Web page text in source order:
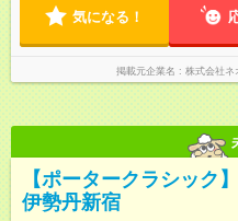
気になる！
掲載元企業名 株式会社ネ
【ポータークラシック
伊勢丹新宿